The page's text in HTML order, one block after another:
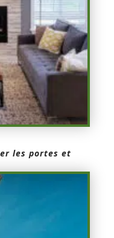
les portes et